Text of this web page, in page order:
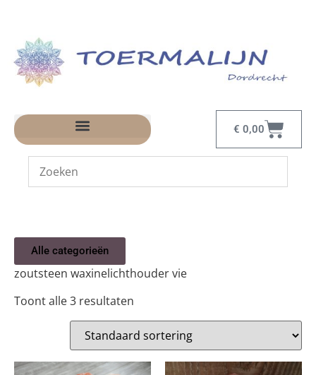
€ 0,00
Alle categorieën
zoutsteen waxinelichthouder vie
Toont alle 3 resultaten